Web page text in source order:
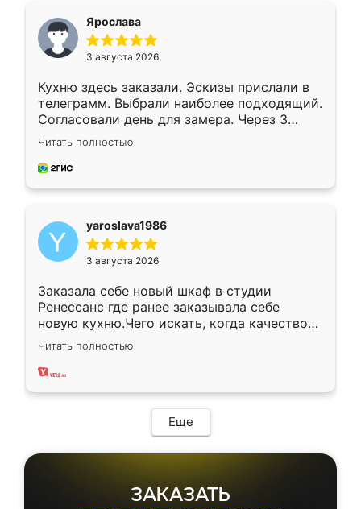
Ярослава
3 августа 2026
Кухню здесь заказали. Эскизы прислали в
телеграмм. Выбрали наиболее подходящий.
Согласовали день для замера. Через 3
недели кухня была уже готова. Остались
довольны работой. Спасибо Ренессанс
мебель за качественную работу!
Читать полностью
yaroslava1986
3 августа 2026
Заказала себе новый шкаф в студии
Ренессанс где ранее заказывала себе
новую кухню.Чего искать, когда качеством
вполне довольна. Служит кухня уже почти
два года, нареканий нет.
Читать полностью
Еще
ЗАКАЗАТЬ